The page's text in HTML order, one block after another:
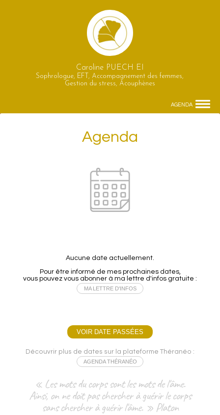
Caroline PUECH EI
Sophrologue, EFT, Accompagnement des femmes,
Gestion du stress, Acouphènes
AGENDA
Agenda
Aucune date actuellement.
Pour être informé de mes prochaines dates,
vous pouvez vous abonner à ma lettre d'infos gratuite :
MA LETTRE D'INFOS
VOIR DATE PASSÉES
Découvrir plus de dates sur la plateforme Théranéo :
AGENDA THÉRANÉO
« Les mots du corps sont les mots de l'âme.
Ainsi, on ne doit pas chercher à guérir le corps
sans chercher à guérir l'âme. » Platon